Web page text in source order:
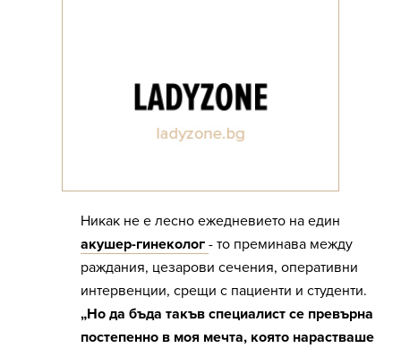
Никак не е лесно ежедневието на един
акушер-гинеколог - то преминава между
раждания, цезарови сечения, оперативни
интервенции, срещи с пациенти и студенти.
„Но да бъда такъв специалист се превърна
постепенно в моя мечта, която нарастваше